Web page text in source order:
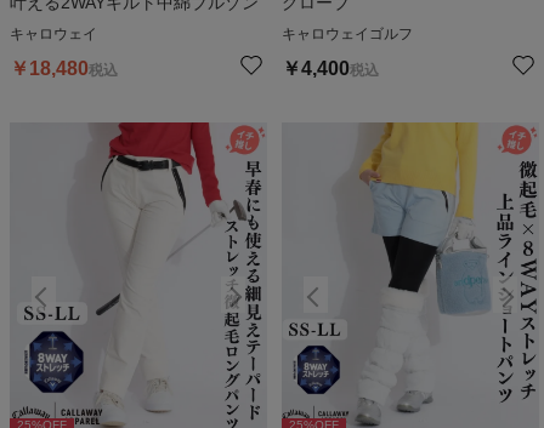
キャロウェイ
￥ 18,480税込
キャロウェイゴルフ
￥4,400税込
25%OFF %OFF
25%OFF 25%OFF